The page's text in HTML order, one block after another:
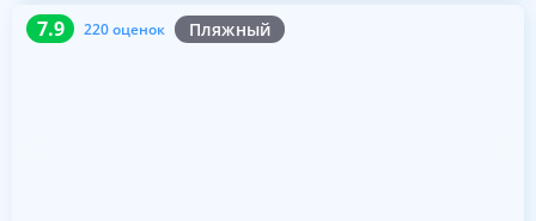
7.9 220 оценок Пляжный
7.9 220 оценок